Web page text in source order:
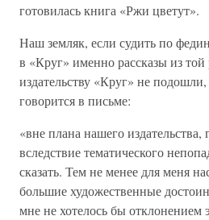
готовилась книга «Ржи цветут».
Наш земляк, если судить по
в «Круг» именно рассказы из
издательству «Круг» не
говорится в письме:
«вне плана нашего
вследствие тематического
сказать. Тем не менее для меня
большие художественные
мне не хотелось бы отклонением